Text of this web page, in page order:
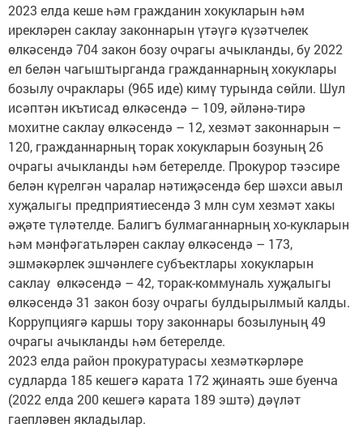
2023 елда кеше һәм гражданин хокукларын һәм
ирекләрен саклау законнарын үтәүгә күзәтчелек
өлкәсендә 704 закон бозу очрагы ачыкланды, бу 2022
ел белән чагыштырганда гражданнарның хокуклары
бозылу очраклары (965 иде) кимү турында сөйли. Шул
исәптән икътисад өлкәсендә – 109, әйләнә-тирә
мохитне саклау өлкәсендә – 12, хезмәт законнарын –
120, гражданнарның торак хокукларын бозуның 26
очрагы ачыкланды һәм бетерелде. Прокурор тәэсире
белән күрелгән чаралар нәтиҗәсендә бер шәхси авыл
хуҗалыгы предприятиесендә 3 млн сум хезмәт хакы
әҗәте түләтелде. Балигъ булмаганнарның хо-кукларын
һәм мәнфәгатьләрен саклау өлкәсендә – 173,
эшмәкәрлек эшчәнлеге субъектлары хокукларын
саклау өлкәсендә – 42, торак-коммуналь хуҗалыгы
өлкәсендә 31 закон бозу очрагы булдырылмый калды.
Коррупциягә каршы тору законнары бозылуның 49
очрагы ачыкланды һәм бетерелде.
2023 елда район прокуратурасы хезмәткәрләре
судларда 185 кешегә карата 172 җинаять эше буенча
(2022 елда 200 кешегә карата 189 эштә) дәүләт
гаепләвен якладылар.